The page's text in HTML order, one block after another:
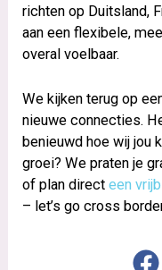
richten op Duitsland,
aan een flexibele,
overal voelbaar.
We kijken terug op
nieuwe connecties.
benieuwd hoe wij jou
groei? We praten je
of plan directeen
– let’s go cross